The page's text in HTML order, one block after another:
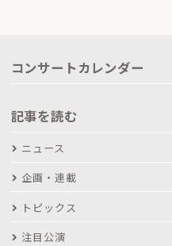
コンサートカレンダー
記事を読む
ニュース
企画・連載
トピックス
注目公演